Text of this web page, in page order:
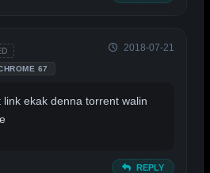
67
2018-07-21
ekak denna torrent walin
REPLY